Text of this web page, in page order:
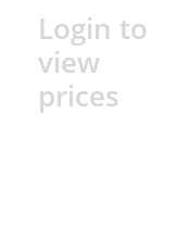
Login to
view
prices